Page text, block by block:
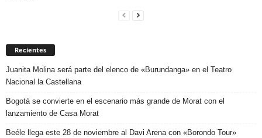
Recientes
Juanita Molina será parte del elenco de «Burundanga» en el Teatro
Nacional la Castellana
Bogotá se convierte en el escenario más grande de Morat con el
lanzamiento de Casa Morat
Beéle llega este 28 de noviembre al Davi Arena con «Borondo Tour»